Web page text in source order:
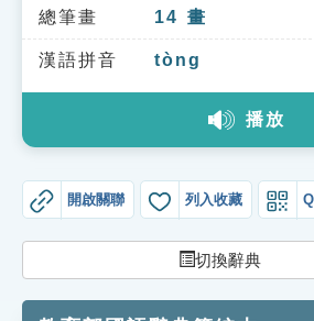
單字索引
生命大百科索引
教學應用
總筆畫 14 畫
漢語拼音 tòng
播放
開啟關聯 列入收藏
切換辭典